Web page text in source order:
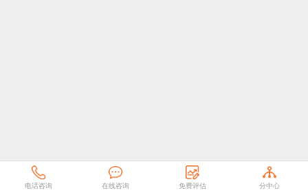
电话咨询 在线咨询 免费评估 分中心